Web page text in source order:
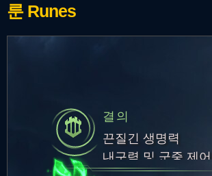
룬 Runes
결의
끈질긴 생명력
내구력 및 군중 제어